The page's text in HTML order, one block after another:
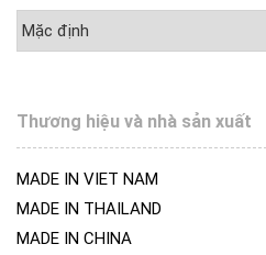
Thương hiệu và nhà sản xuất
MADE IN VIET NAM
MADE IN THAILAND
MADE IN CHINA